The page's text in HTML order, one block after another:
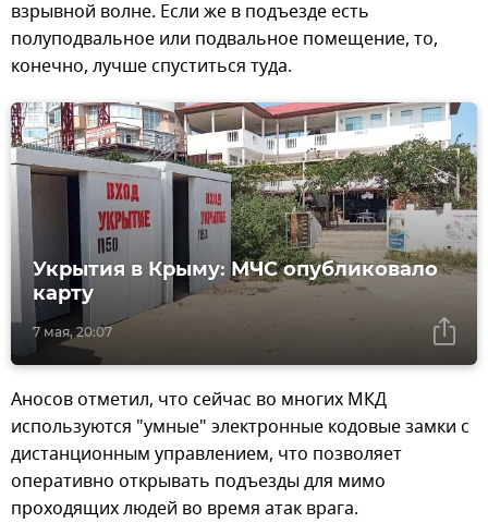
взрывной волне. Если же в подъезде есть
полуподвальное или подвальное помещение, то,
конечно, лучше спуститься туда.
7 мая, 20:07
Укрытия в Крыму: МЧС опубликовало
карту
Аносов отметил, что сейчас во многих МКД
используются "умные" электронные кодовые замки с
дистанционным управлением, что позволяет
оперативно открывать подъезды для мимо
проходящих людей во время атак врага.